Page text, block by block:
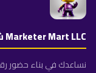
Marketer Mart LLC شركة ماركتر مارت للتسويق الالكتروني
نساعدك في بناء حضور